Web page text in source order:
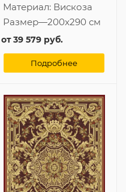
Материал: Вискоза
Размер—200x290 см
от39 579 руб.
Подробнее